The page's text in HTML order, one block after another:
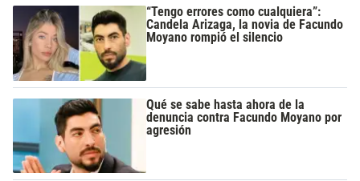
“Tengo errores como cualquiera”:
Candela Arizaga, la novia de Facundo
Moyano rompió el silencio
Qué se sabe hasta ahora de la
denuncia contra Facundo Moyano por
agresión